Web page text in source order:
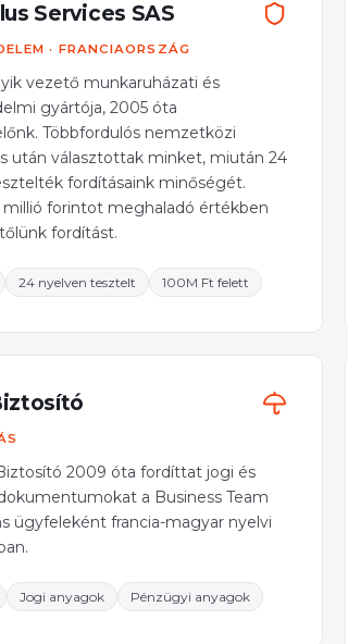
Services SAS
· FRANCIAORSZÁG
vezető munkaruházati és
gyártója, 2005 óta
Többfordulós nemzetközi
után választottak minket, miután 24
fordításaink minőségét.
millió forintot meghaladó értékben
fordítást.
24 nyelven tesztelt 100M Ft felett
2009 óta fordíttat jogi és
a Business Team
ügyfeleként francia-magyar nyelvi
Jogi anyagok Pénzügyi anyagok